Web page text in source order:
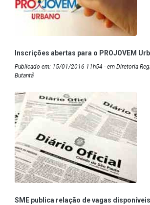
Inscrições abertas para o PROJOVEM
Publicado em: 15/01/2016 11h54 - em Diretoria
Butantã
SME publica relação de vagas